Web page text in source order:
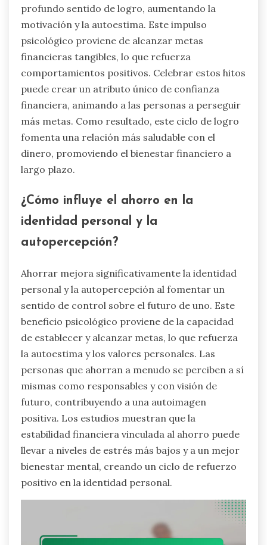
profundo sentido de logro, aumentando la
motivación y la autoestima. Este impulso
psicológico proviene de alcanzar metas
financieras tangibles, lo que refuerza
comportamientos positivos. Celebrar estos hitos
puede crear un atributo único de confianza
financiera, animando a las personas a perseguir
más metas. Como resultado, este ciclo de logro
fomenta una relación más saludable con el
dinero, promoviendo el bienestar financiero a
largo plazo.
¿Cómo influye el ahorro en la
identidad personal y la
autopercepción?
Ahorrar mejora significativamente la identidad
personal y la autopercepción al fomentar un
sentido de control sobre el futuro de uno. Este
beneficio psicológico proviene de la capacidad
de establecer y alcanzar metas, lo que refuerza
la autoestima y los valores personales. Las
personas que ahorran a menudo se perciben a sí
mismas como responsables y con visión de
futuro, contribuyendo a una autoimagen
positiva. Los estudios muestran que la
estabilidad financiera vinculada al ahorro puede
llevar a niveles de estrés más bajos y a un mejor
bienestar mental, creando un ciclo de refuerzo
positivo en la identidad personal.